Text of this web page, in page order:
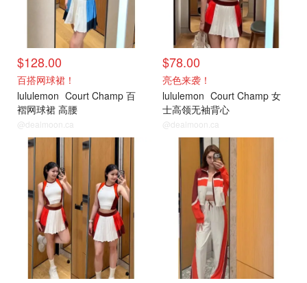
$128.00
百搭网球裙！
lululemon Court Champ 百
褶网球裙 高腰
@dealmoon.ca
$78.00
亮色来袭！
lululemon Court Champ 女
士高领无袖背心
@dealmoon.ca